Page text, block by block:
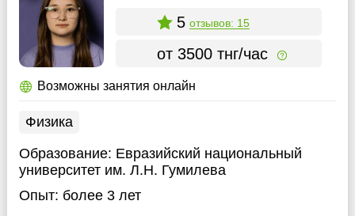
5 отзывов: 15
от 3500 тнг/час
Возможны занятия онлайн
Физика
Образование: Евразийский национальный
университет им. Л.Н. Гумилева
Опыт: более 3 лет